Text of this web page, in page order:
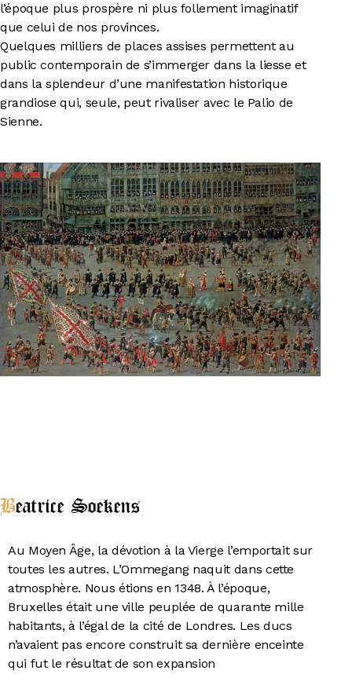
l’époque plus prospère ni plus follement imaginatif
que celui de nos provinces.
Quelques milliers de places assises permettent au
public contemporain de s’immerger dans la liesse et
dans la splendeur d’une manifestation historique
grandiose qui, seule, peut rivaliser avec le Palio de
Sienne.
Beatrice Soekens
Au Moyen Âge, la dévotion à la Vierge l’emportait sur
toutes les autres. L’Ommegang naquit dans cette
atmosphère. Nous étions en 1348. À l’époque,
Bruxelles était une ville peuplée de quarante mille
habitants, à l’égal de la cité de Londres. Les ducs
n’avaient pas encore construit sa dernière enceinte
qui fut le résultat de son expansion